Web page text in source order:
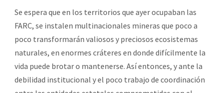
Se espera que en los territorios que ayer ocupaban las
FARC, se instalen multinacionales mineras que poco a
poco transformarán valiosos y preciosos ecosistemas
naturales, en enormes cráteres en donde difícilmente la
vida puede brotar o mantenerse. Así entonces, y ante la
debilidad institucional y el poco trabajo de coordinación